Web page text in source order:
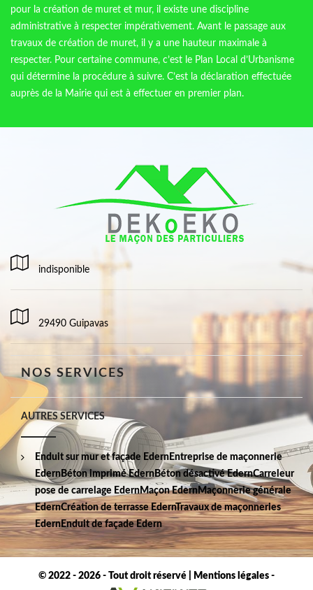
pour la création de muret et mur, il existe une discipline
administrative à respecter impérativement. Avant le passage aux
travaux de création de muret, il y a une hauteur maximale à
respecter. Pour certaine commune, c’est le Plan Local d’Urbanisme
qui détermine la procédure à suivre. C’est la déclaration effectuée
auprès de la Mairie qui est à effectuer en premier plan.
indisponible
29490 Guipavas
NOS SERVICES
AUTRES SERVICES
Enduit sur mur et façade Edern Entreprise de maçonnerie
EdernBéton imprimé EdernBéton désactivé EdernCarreleur
pose de carrelage EdernMaçon EdernMaçonnerie générale
EdernCréation de terrasse EdernTravaux de maçonneries
EdernEnduit de façade Edern
© 2022 - 2026 - Tout droit réservé | Mentions légales -